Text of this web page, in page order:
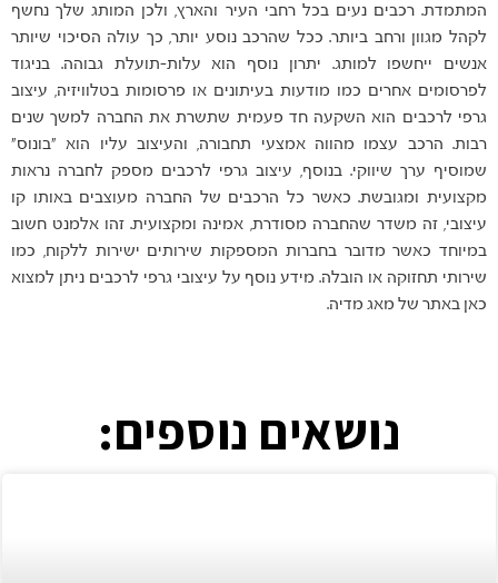
המתמדת. רכבים נעים בכל רחבי העיר והארץ, ולכן המותג שלך נחשף
לקהל מגוון ורחב ביותר. ככל שהרכב נוסע יותר, כך עולה הסיכוי שיותר
אנשים ייחשפו למותג. יתרון נוסף הוא עלות-תועלת גבוהה. בניגוד
לפרסומים אחרים כמו מודעות בעיתונים או פרסומות בטלוויזיה, עיצוב
גרפי לרכבים הוא השקעה חד פעמית שתשרת את החברה למשך שנים
רבות. הרכב עצמו מהווה אמצעי תחבורה, והעיצוב עליו הוא "בונוס"
שמוסיף ערך שיווקי. בנוסף, עיצוב גרפי לרכבים מספק לחברה נראות
מקצועית ומגובשת. כאשר כל הרכבים של החברה מעוצבים באותו קו
עיצובי, זה משדר שהחברה מסודרת, אמינה ומקצועית. זהו אלמנט חשוב
במיוחד כאשר מדובר בחברות המספקות שירותים ישירות ללקוח, כמו
שירותי תחזוקה או הובלה. מידע נוסף על עיצובי גרפי לרכבים ניתן למצוא
כאן באתר של מאג מדיה.
נושאים נוספים: